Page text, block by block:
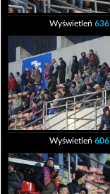
Wyświetleń 636
Wyświetleń 606